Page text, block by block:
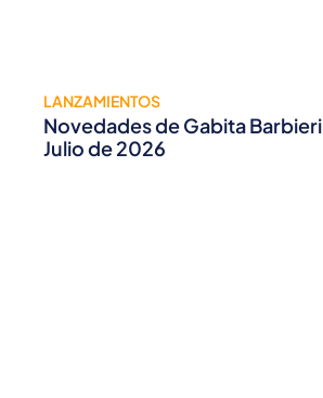
LANZAMIENTOS
Novedades de Gabita
Julio de 2026